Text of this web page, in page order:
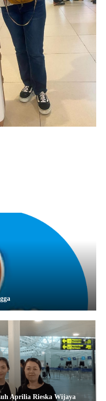
Aprilia Rieska Wijaya